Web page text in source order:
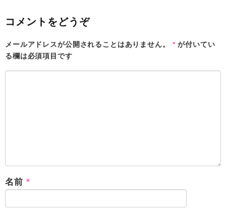
コメントをどうぞ
メールアドレスが公開されることはありません。 *が付いてい
る欄は必須項目です
名前 *